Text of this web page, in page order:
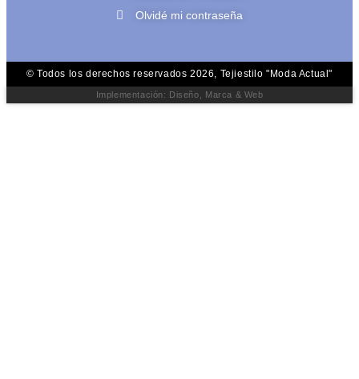
Olvidé mi contraseña
© Todos los derechos reservados 2026, Tejiestilo "Moda Actual"
Implementación: Diseño, Marca & Web